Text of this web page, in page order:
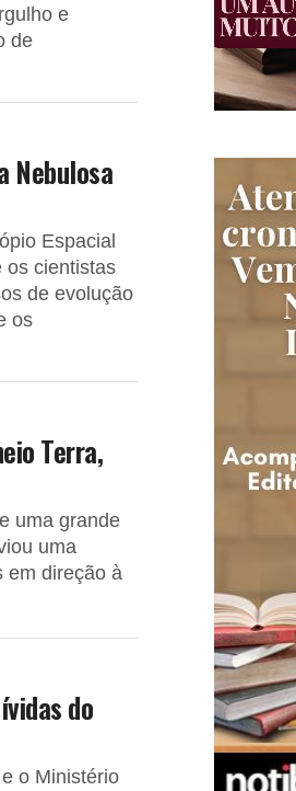
e
de
Nebulosa
Espacial
os cientistas
de evolução
os
Terra,
uma grande
uma
em direção à
do
o Ministério